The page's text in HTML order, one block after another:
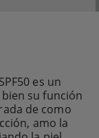
es un
su función
de como
amo la